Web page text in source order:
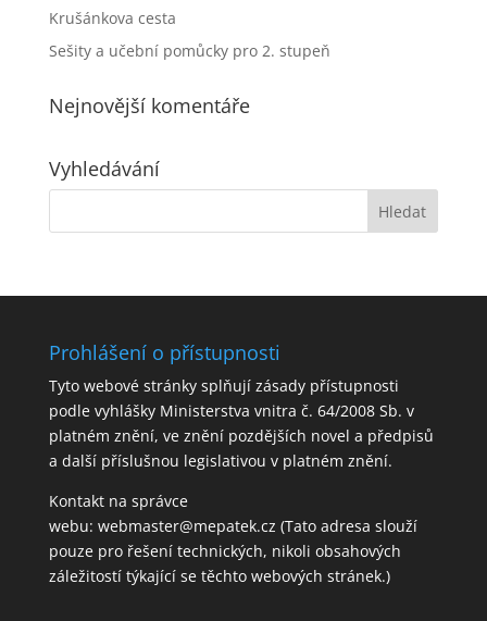
Krušánkova cesta
Sešity a učební pomůcky pro 2. stupeň
Nejnovější komentáře
Vyhledávání
Prohlášení o přístupnosti
Tyto webové stránky splňují zásady přístupnosti
podle vyhlášky Ministerstva vnitra č. 64/2008 Sb. v
platném znění, ve znění pozdějších novel a předpisů
a další příslušnou legislativou v platném znění.
Kontakt na správce
webu: webmaster@mepatek.cz (Tato adresa slouží
pouze pro řešení technických, nikoli obsahových
záležitostí týkající se těchto webových stránek.)